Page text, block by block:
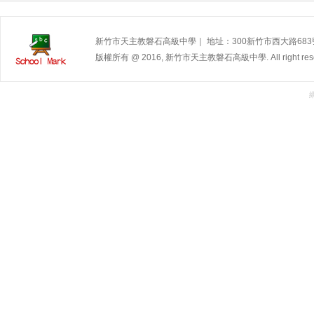
新竹市天主教磐石高級中學｜ 地址：300新竹市西大路
版權所有 @ 2016, 新竹市天主教磐石高級中學. All right